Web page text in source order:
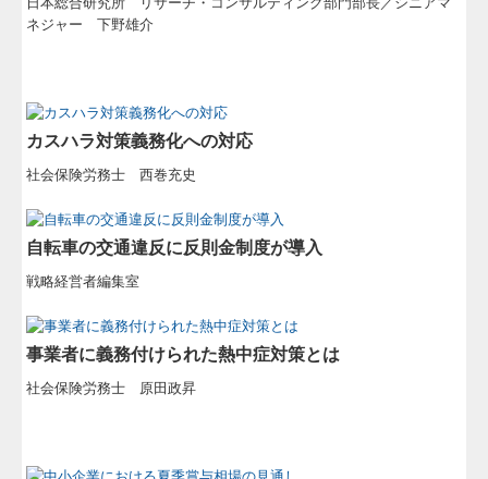
ネジャー 下野雄介
カスハラ対策義務化への対応
社会保険労務士 西巻充史
自転車の交通違反に反則金制度が導入
戦略経営者編集室
事業者に義務付けられた熱中症対策とは
社会保険労務士 原田政昇